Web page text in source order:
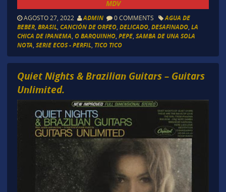
MDV
AGOSTO 27, 2022 ADMIN 0 COMMENTS
AGUA DE
BEBER, BRASIL, CANCIÓN DE ORFEO, DELICADO, DESAFINADO, LA
CHICA DE IPANEMA O BARQUINHO, PEPE, SAMBA DE UNA SOLA
NOTA SERIE ECOS - PERFIL, TICO TICO
Quiet Nights & Brazilian Guitars – Guitars
Unlimited.